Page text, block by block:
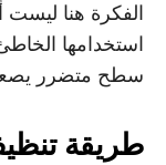
الفكرة هنا ليست
استخدامها
سطح متضرر
طريقة